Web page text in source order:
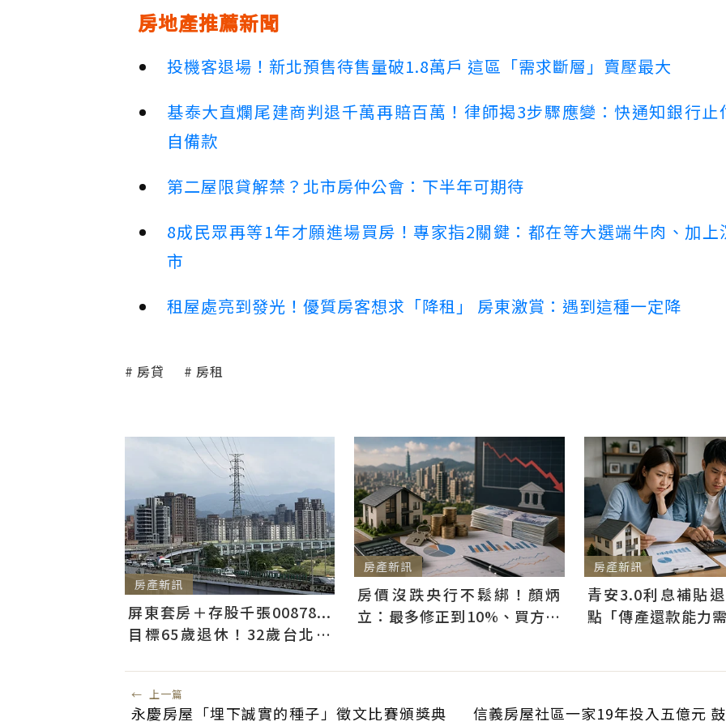
房地產推薦新聞
投機客退場！新北預售待售量破1.8萬戶 這區「需求斷層」賣壓最大
基泰大直爛尾建商判退千萬再賠百萬！律師揭3步驟應變：快通知銀行止
自備款
第二屋限貸解禁？北市房仲公會：下半年可期待
8成民眾再等1年才願進場買房！專家指2關鍵：都在等大選端牛肉、加上
市
租屋處亮到發光！優質房客想求「降租」 房東激賞：遇到這種一定降
房貸 房租
房產新訊
屏東套房＋存股千張00878...
目標65歲退休！32歲台北人
房產新訊
房價沒跌央行不鬆綁！顏炳
立：最多修正到10%、買方仍
房產新訊
青安3.0利息補貼
點「傳產還款能力
← 上一篇
永慶房屋「埋下誠實的種子」徵文比賽頒獎典
信義房屋社區一家19年投入五億元